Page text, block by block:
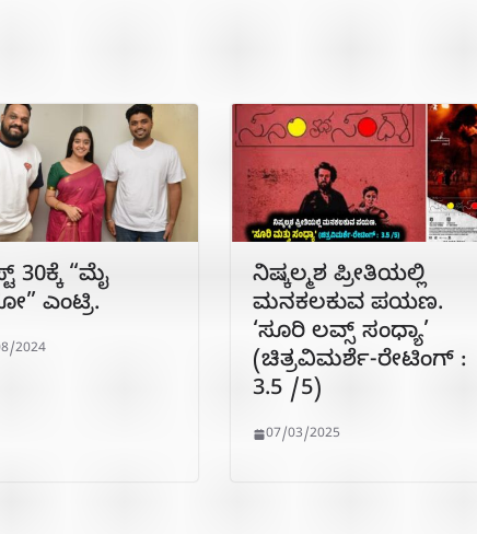
30ಕ್ಕೆ “ಮೈ
ಎಂಟ್ರಿ.
2024
ನಿಷ್ಕಲ್ಮಶ ಪ್ರೀತಿಯಲ್ಲಿ
ಮನಕಲಕುವ ಪಯಣ.
‘ಸೂರಿ ಲವ್ಸ್ ಸಂಧ್ಯಾ’
(ಚಿತ್ರವಿಮರ್ಶೆ-ರೇಟಿಂಗ್ :
3.5 /5)
07/03/2025